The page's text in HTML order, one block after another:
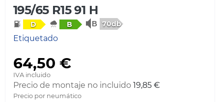
195/65 R15 91 H
D B 70db
Etiquetado
64,50 €
IVA incluido
Precio de montaje no incluido 19,85 €
Precio por neumático